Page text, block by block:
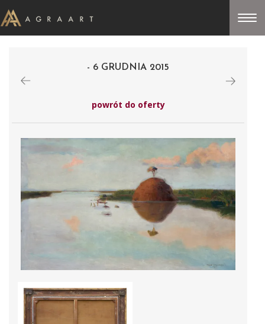
- 6 GRUDNIA 2015
powrót do oferty